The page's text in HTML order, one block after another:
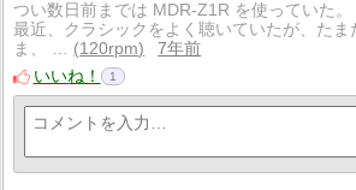
つい数日前までは MDR-Z1R を使っていた。
最近、クラシックをよく聴いていたが、たま
ま、 …
120rpm
7年前
いいね！
1